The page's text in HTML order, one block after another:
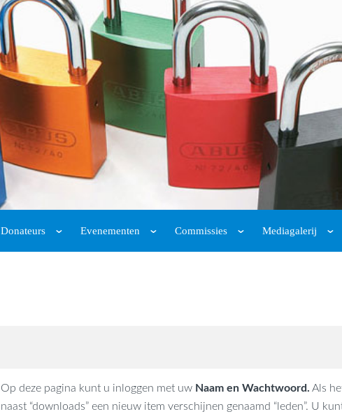
Donateurs Evenementen Commissies Mediagalerij
Op deze pagina kunt u inloggen met uw Naam en Wachtwoord. Als
naast “downloads” een nieuw item verschijnen genaamd “leden”. U